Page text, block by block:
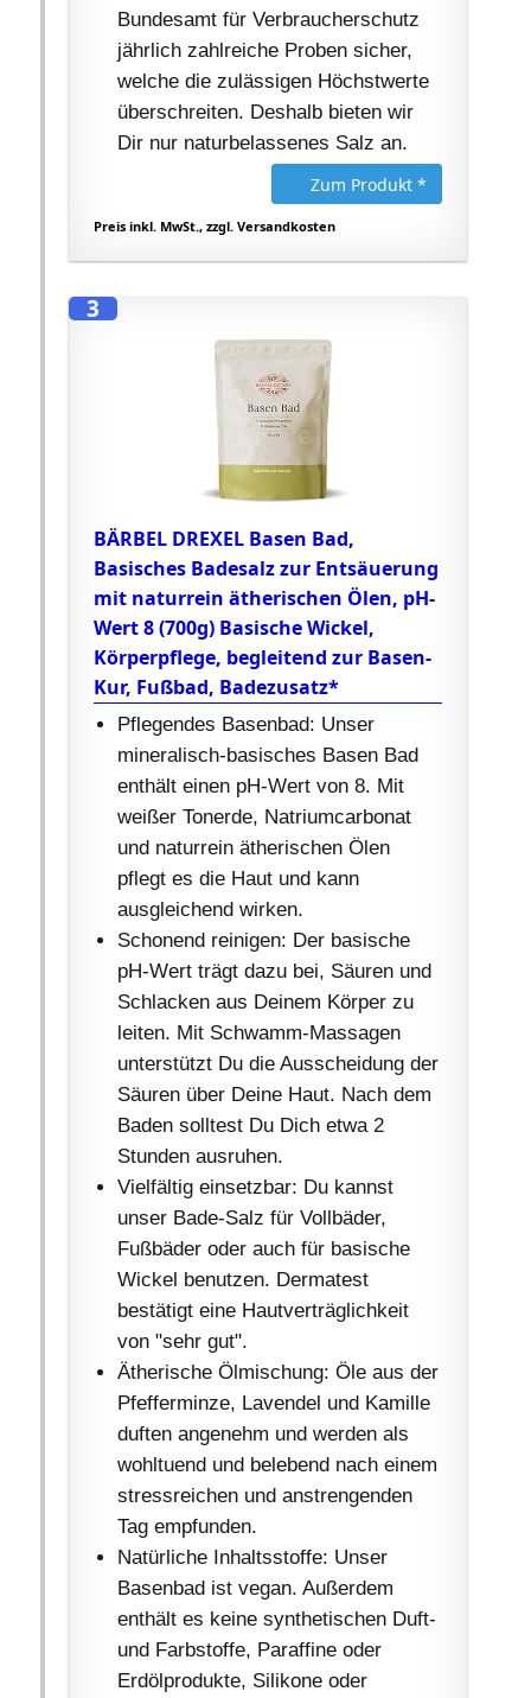
Bundesamt für Verbraucherschutz
jährlich zahlreiche Proben sicher,
welche die zulässigen Höchstwerte
überschreiten. Deshalb bieten wir
Dir nur naturbelassenes Salz an.
Zum Produkt *
Preis inkl. MwSt., zzgl. Versandkosten
3
BÄRBEL DREXEL Basen Bad,
Basisches Badesalz zur Entsäuerung
mit naturrein ätherischen Ölen, pH-
Wert 8 (700g) Basische Wickel,
Körperpflege, begleitend zur Basen-
Kur, Fußbad, Badezusatz*
Pflegendes Basenbad: Unser
mineralisch-basisches Basen Bad
enthält einen pH-Wert von 8. Mit
weißer Tonerde, Natriumcarbonat
und naturrein ätherischen Ölen
pflegt es die Haut und kann
ausgleichend wirken.
Schonend reinigen: Der basische
pH-Wert trägt dazu bei, Säuren und
Schlacken aus Deinem Körper zu
leiten. Mit Schwamm-Massagen
unterstützt Du die Ausscheidung der
Säuren über Deine Haut. Nach dem
Baden solltest Du Dich etwa 2
Stunden ausruhen.
Vielfältig einsetzbar: Du kannst
unser Bade-Salz für Vollbäder,
Fußbäder oder auch für basische
Wickel benutzen. Dermatest
bestätigt eine Hautverträglichkeit
von "sehr gut".
Ätherische Ölmischung: Öle aus der
Pfefferminze, Lavendel und Kamille
duften angenehm und werden als
wohltuend und belebend nach einem
stressreichen und anstrengenden
Tag empfunden.
Natürliche Inhaltsstoffe: Unser
Basenbad ist vegan. Außerdem
enthält es keine synthetischen Duft-
und Farbstoffe, Paraffine oder
Erdölprodukte, Silikone oder